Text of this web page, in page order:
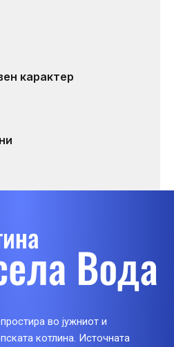
карактер
во јужниот и
котлина. Источната